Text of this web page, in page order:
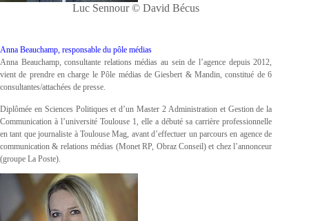
Luc Sennour © David Bécus
Anna Beauchamp, responsable du pôle médias
Anna Beauchamp, consultante relations médias au sein de l’agence depuis 2012,
vient de prendre en charge le Pôle médias de Giesbert & Mandin, constitué de 6
consultantes/attachées de presse.
Diplômée en Sciences Politiques et d’un Master 2 Administration et Gestion de la
Communication à l’université Toulouse 1, elle a débuté sa carrière professionnelle
en tant que journaliste à Toulouse Mag, avant d’effectuer un parcours en agence de
communication & relations médias (Monet RP, Obraz Conseil) et chez l’annonceur
(groupe La Poste).